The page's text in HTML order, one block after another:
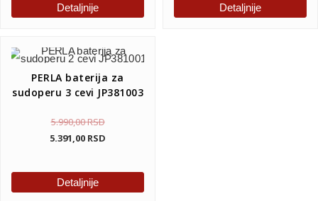
Detaljnije Detaljnije
PERLA baterija za
sudoperu 3 cevi JP381003
5.990,00RSD
5.391,00 RSD
Detaljnije